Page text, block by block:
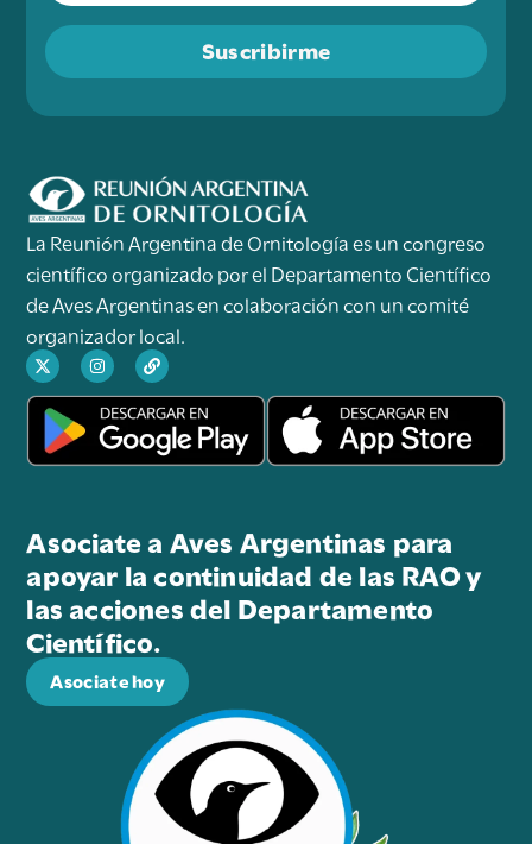
Suscribirme
La Reunión Argentina de Ornitología es un congreso
científico organizado por el Departamento Científico
de Aves Argentinas en colaboración con un comité
organizador local.
Asociate a Aves Argentinas para
apoyar la continuidad de las RAO y
las acciones del Departamento
Científico.
Asociate hoy